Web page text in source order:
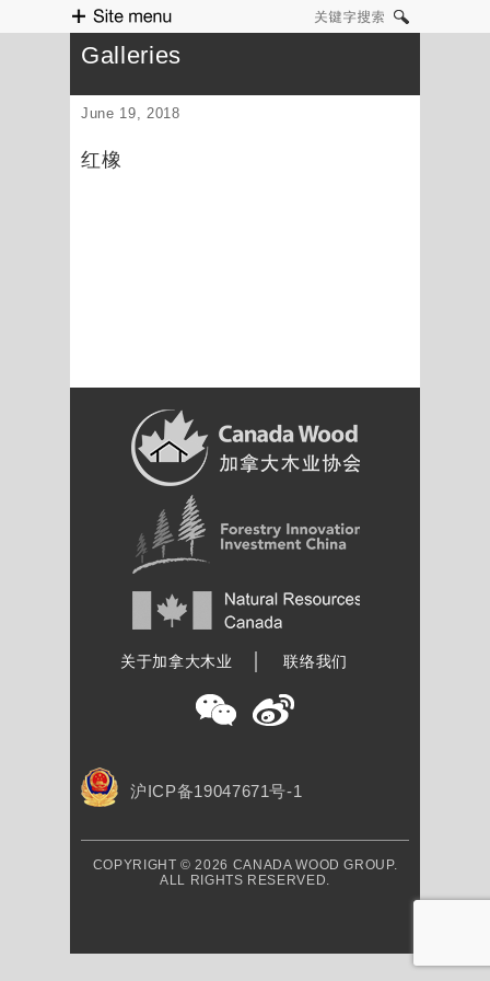
Galleries
June 19, 2018
红橡
关于加拿大木业 联络我们
沪ICP备19047671号-1
COPYRIGHT © 2026 CANADA WOOD GROUP.
ALL RIGHTS RESERVED.